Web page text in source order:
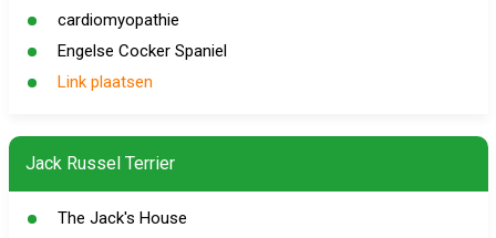
cardiomyopathie
Engelse Cocker Spaniel
Link plaatsen
Jack Russel Terrier
The Jack's House